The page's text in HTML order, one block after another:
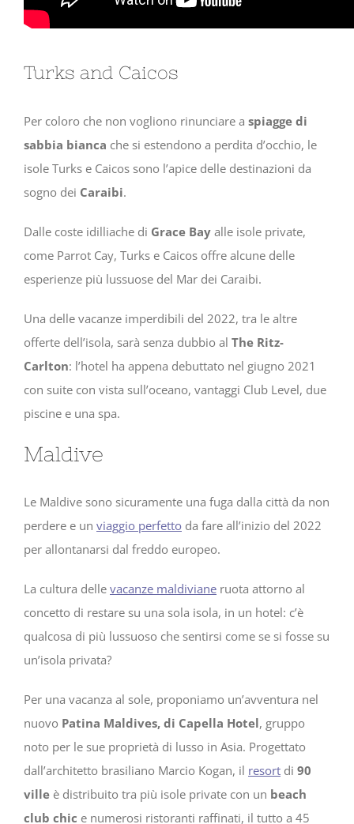
Turks and Caicos
Per coloro che non vogliono rinunciare a spiagge di
sabbia bianca che si estendono a perdita d’occhio, le
isole Turks e Caicos sono l’apice delle destinazioni da
sogno dei Caraibi.
Dalle coste idilliache di Grace Bay alle isole private,
come Parrot Cay, Turks e Caicos offre alcune delle
esperienze più lussuose del Mar dei Caraibi.
Una delle vacanze imperdibili del 2022, tra le altre
offerte dell’isola, sarà senza dubbio al The Ritz-
Carlton: l’hotel ha appena debuttato nel giugno 2021
con suite con vista sull’oceano, vantaggi Club Level, due
piscine e una spa.
Maldive
Le Maldive sono sicuramente una fuga dalla città da non
perdere e un viaggio perfetto da fare all’inizio del 2022
per allontanarsi dal freddo europeo.
La cultura delle vacanze maldiviane ruota attorno al
concetto di restare su una sola isola, in un hotel: c’è
qualcosa di più lussuoso che sentirsi come se si fosse su
un’isola privata?
Per una vacanza al sole, proponiamo un’avventura nel
nuovo Patina Maldives, di Capella Hotel, gruppo
noto per le sue proprietà di lusso in Asia. Progettato
dall’architetto brasiliano Marcio Kogan, il resort di 90
ville è distribuito tra più isole private con un beach
club chic e numerosi ristoranti raffinati, il tutto a 45